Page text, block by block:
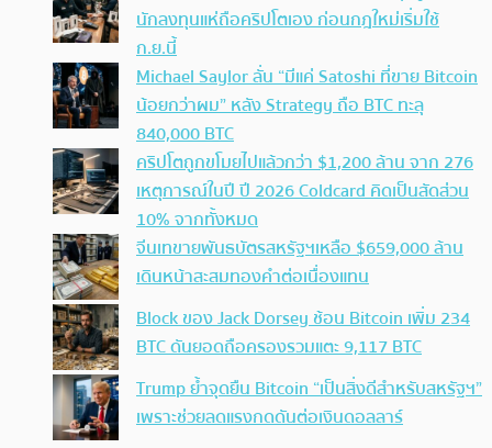
นักลงทุนแห่ถือคริปโตเอง ก่อนกฎใหม่เริ่มใช้
ก.ย.นี้
Michael Saylor ลั่น “มีแค่ Satoshi ที่ขาย Bitcoin
น้อยกว่าผม” หลัง Strategy ถือ BTC ทะลุ
840,000 BTC
คริปโตถูกขโมยไปแล้วกว่า $1,200 ล้าน จาก 276
เหตุการณ์ในปี ปี 2026 Coldcard คิดเป็นสัดส่วน
10% จากทั้งหมด
จีนเทขายพันธบัตรสหรัฐฯเหลือ $659,000 ล้าน
เดินหน้าสะสมทองคำต่อเนื่องแทน
Block ของ Jack Dorsey ช้อน Bitcoin เพิ่ม 234
BTC ดันยอดถือครองรวมแตะ 9,117 BTC
Trump ย้ำจุดยืน Bitcoin “เป็นสิ่งดีสำหรับสหรัฐฯ”
เพราะช่วยลดแรงกดดันต่อเงินดอลลาร์